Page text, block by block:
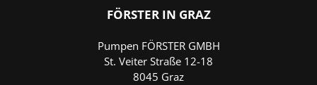
FÖRSTERIN GRAZ
Pumpen FÖRSTER GMBH
St. Veiter Straße 12-18
8045 Graz